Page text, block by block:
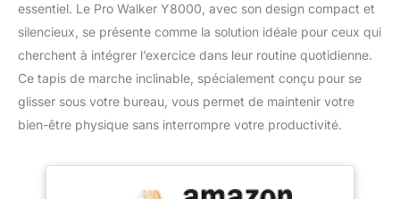
essentiel. Le Pro Walker Y8000, avec son design compact et
silencieux, se présente comme la solution idéale pour ceux qui
cherchent à intégrer l’exercice dans leur routine quotidienne.
Ce tapis de marche inclinable, spécialement conçu pour se
glisser sous votre bureau, vous permet de maintenir votre
bien-être physique sans interrompre votre productivité.